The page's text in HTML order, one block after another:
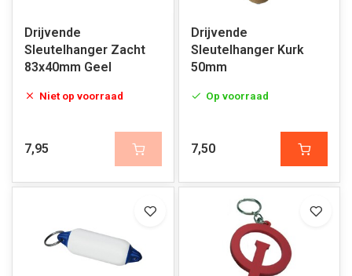
Drijvende
Sleutelhanger Zacht
83x40mm Geel
Niet op voorraad
7,95
Drijvende
Sleutelhanger Kurk
50mm
Op voorraad
7,50